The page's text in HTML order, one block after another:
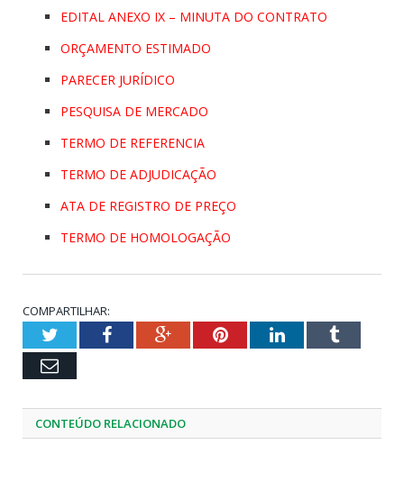
EDITAL ANEXO IX – MINUTA DO CONTRATO
ORÇAMENTO ESTIMADO
PARECER JURÍDICO
PESQUISA DE MERCADO
TERMO DE REFERENCIA
TERMO DE ADJUDICAÇÃO
ATA DE REGISTRO DE PREÇO
TERMO DE HOMOLOGAÇÃO
COMPARTILHAR:
TwitterFacebookGoogle+PinterestLinkedInTumblr
Email
CONTEÚDO RELACIONADO